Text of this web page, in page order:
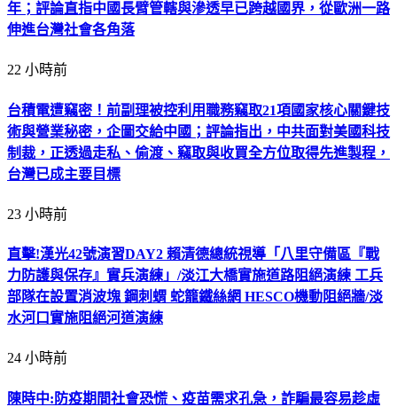
年；評論直指中國長臂管轄與滲透早已跨越國界，從歐洲一路
伸進台灣社會各角落
22 小時前
台積電遭竊密！前副理被控利用職務竊取21項國家核心關鍵技
術與營業秘密，企圖交給中國；評論指出，中共面對美國科技
制裁，正透過走私、偷渡、竊取與收買全方位取得先進製程，
台灣已成主要目標
23 小時前
直擊!漢光42號演習DAY2 賴清德總統視導「八里守備區『戰
力防護與保存』實兵演練」/淡江大橋實施道路阻絕演練 工兵
部隊在設置消波塊 鋼刺蝟 蛇籠鐵絲網 HESCO機動阻絕牆/淡
水河口實施阻絕河道演練
24 小時前
陳時中:防疫期間社會恐慌、疫苗需求孔急，詐騙最容易趁虛